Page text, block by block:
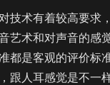
技术有着较高要求
艺术和对声音的感
都是客观的评价标
跟人耳感觉是不一